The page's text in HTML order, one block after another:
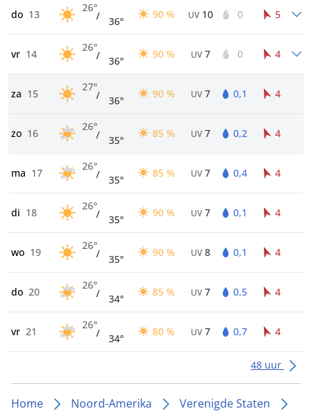
do 13
26°
/ 36°
90 % UV 10 0 5
vr 14
26°
/ 36°
90 % UV 7 0 4
za 15
27°
/ 36°
90 % UV 7 0,1 4
zo 16
26°
/ 35°
85 % UV 7 0,2 4
ma 17
26°
/ 35°
85 % UV 7 0,4 4
di 18
26°
/ 35°
90 % UV 7 0,1 4
wo 19
26°
/ 35°
90 % UV 8 0,1 4
do 20
26°
/ 34°
85 % UV 7 0,5 4
vr 21
26°
/ 34°
80 % UV 7 0,7 4
48 uur
Home Noord-Amerika
Verenigde Staten